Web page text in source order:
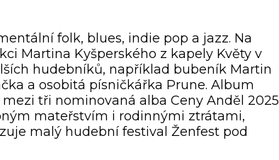
folk, blues, indie pop a jazz. Na
Martina Kyšperského z kapely Květy v
hudebníků, například bubeník Martin
a osobitá písničkářka Prune. Album
tři nominovaná alba Ceny Anděl 2025
mateřstvím i rodinnými ztrátami,
malý hudební festival Ženfest pod